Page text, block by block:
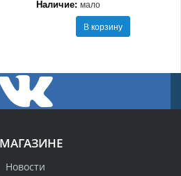
Наличие: мало
В корзину
Новости